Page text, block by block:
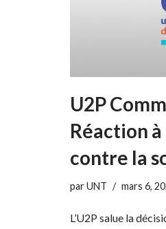
U2P
Réaction
contre la
parUNT mars 6,
L’U2P salue la